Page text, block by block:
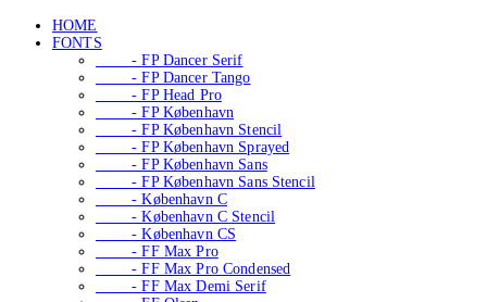
HOME
FONTS
- FP Dancer Serif
- FP Dancer Tango
- FP Head Pro
- FP København
- FP København Stencil
- FP København Sprayed
- FP København Sans
- FP København Sans Stencil
- København C
- København C Stencil
- København CS
- FF Max Pro
- FF Max Pro Condensed
- FF Max Demi Serif